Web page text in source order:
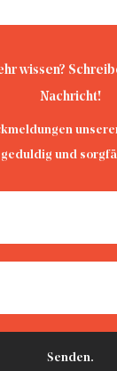
wissen?
Nachricht!
geduldig und